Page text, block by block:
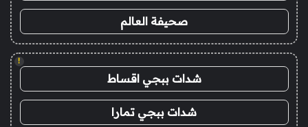
صحيفة العالم
!
شدات ببجي اقساط
شدات ببجي تمارا